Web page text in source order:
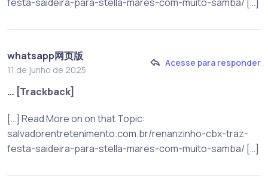
whatsapp网页版
11 de junho de 2025
Acesse para responder
… [Trackback]
[…] Read More on on that Topic:
salvadorentretenimento.com.br/renanzinho-cbx-traz-
festa-saideira-para-stella-mares-com-muito-samba/ […]